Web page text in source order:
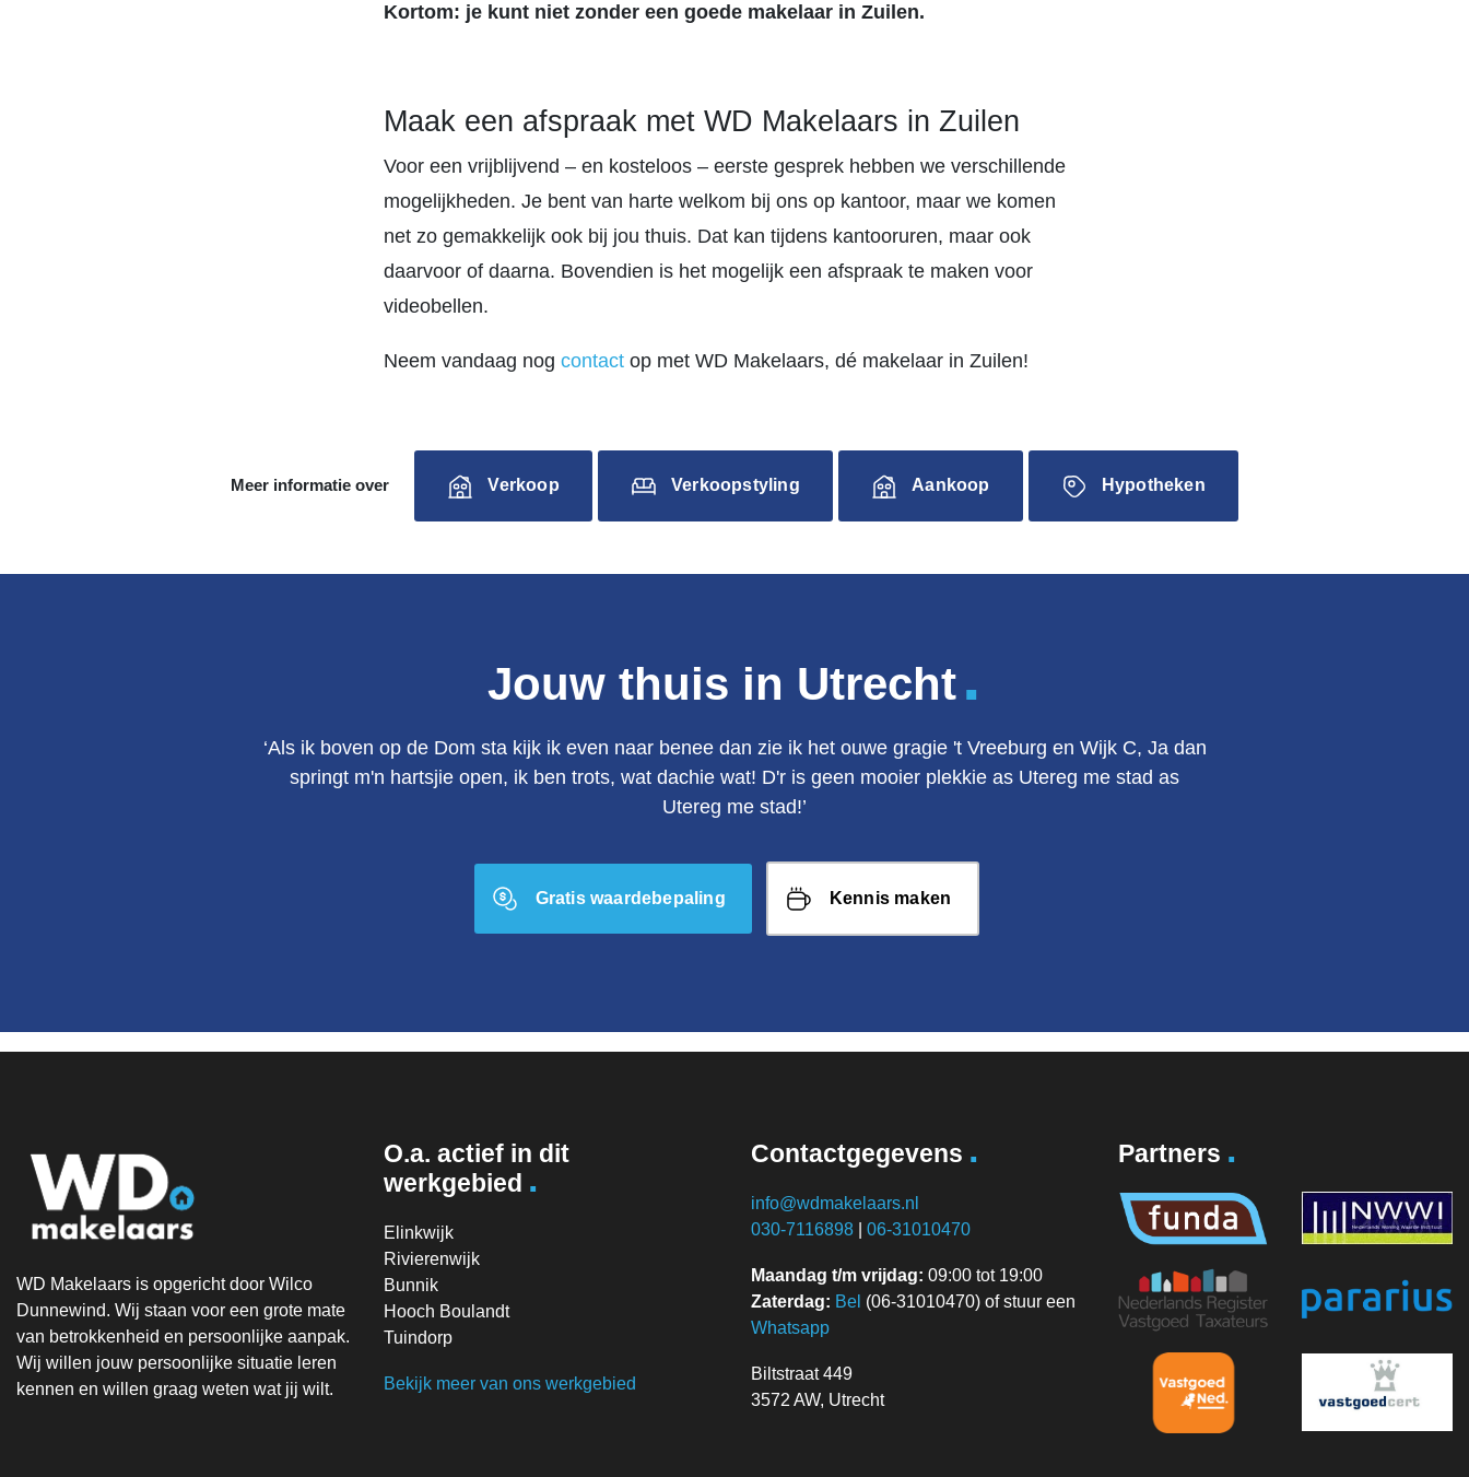
Kortom: je kunt niet zonder een goede makelaar in Zuilen.
Maak een afspraak met WD Makelaars in Zuilen
Voor een vrijblijvend – en kosteloos – eerste gesprek hebben we verschillende
mogelijkheden. Je bent van harte welkom bij ons op kantoor, maar we komen
net zo gemakkelijk ook bij jou thuis. Dat kan tijdens kantooruren, maar ook
daarvoor of daarna. Bovendien is het mogelijk een afspraak te maken voor
videobellen.
Neem vandaag nog contact op met WD Makelaars, dé makelaar in Zuilen!
Meer informatie over Verkoop Verkoopstyling Aankoop Hypotheken
Jouw thuis in Utrecht.
‘Als ik boven op de Dom sta kijk ik even naar benee dan zie ik het ouwe gragie 't Vreeburg en Wijk C, Ja dan
springt m'n hartsjie open, ik ben trots, wat dachie wat! D'r is geen mooier plekkie as Utereg me stad as
Utereg me stad!’
Gratis waardebepaling Kennis maken
WD Makelaars is opgericht door Wilco
Dunnewind. Wij staan voor een grote mate
van betrokkenheid en persoonlijke aanpak.
Wij willen jouw persoonlijke situatie leren
kennen en willen graag weten wat jij wilt.
O.a. actief in dit
werkgebied .
Elinkwijk
Rivierenwijk
Bunnik
Hooch Boulandt
Tuindorp
Bekijk meer van ons werkgebied
Contactgegevens .
info@wdmakelaars.nl
030-7116898
06-31010470
Maandag t/m vrijdag: 09:00 tot 19:00
Zaterdag: Bel (06-31010470) of stuur een
Whatsapp
Biltstraat 449
3572 AW, Utrecht
Partners .